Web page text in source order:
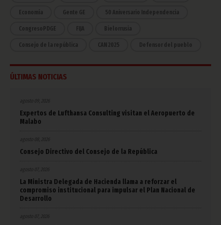
Economía Gente GE 50 Aniversario Independencia
CongresoPDGE FIJA Bielorrusia
Consejo de la república CAN 2025 Defensor del pueblo
ÚLTIMAS NOTICIAS
agosto 09, 2026
Expertos de Lufthansa Consulting visitan el Aeropuerto de
Malabo
agosto 08, 2026
Consejo Directivo del Consejo de la República
agosto 07, 2026
La Ministra Delegada de Hacienda llama a reforzar el
compromiso institucional para impulsar el Plan Nacional de
Desarrollo
agosto 07, 2026